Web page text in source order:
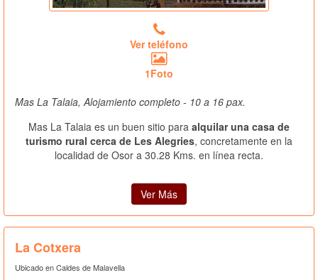
Ver teléfono
1Foto
Mas La Talaia, Alojamiento completo - 10 a 16 pax.
Mas La Talaia es un buen sitio para alquilar una casa de
turismo rural cerca de Les Alegries, concretamente en la
localidad de Osor a 30.28 Kms. en línea recta.
Ver Más
La Cotxera
Ubicado en Caldes de Malavella